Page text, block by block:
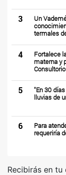
3
Un
termales
4
Fortalece
materna y
5
"En 30
lluvias de
6
Para
requeriría
Recibirás en